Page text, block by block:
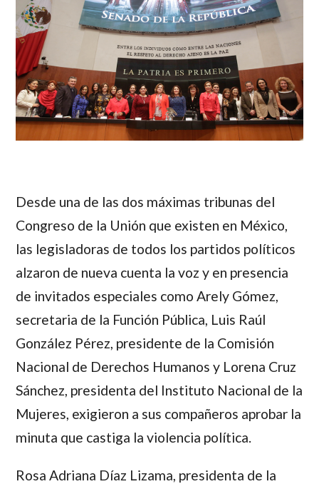
Desde una de las dos máximas tribunas del
Congreso de la Unión que existen en México,
las legisladoras de todos los partidos políticos
alzaron de nueva cuenta la voz y en presencia
de invitados especiales comoArely Gómez,
secretaria de la Función Pública, Luis Raúl
González Pérez, presidente de la Comisión
Nacional de Derechos Humanos y Lorena Cruz
Sánchez, presidenta del Instituto Nacional de la
Mujeres, exigieron a sus compañeros aprobar la
minuta que castiga la violencia política.
Rosa Adriana Díaz Lizama, presidenta de la